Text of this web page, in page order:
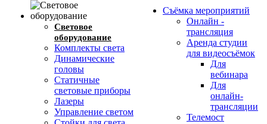
Световое
оборудование
Комплекты света
Динамические
головы
Cтатичные
световые приборы
Лазеры
Управление светом
Съёмка мероприятий
Онлайн -
трансляция
Аренда студии
для видеосъёмок
Для
вебинара
Для
онлайн-
трансляции
Телемост